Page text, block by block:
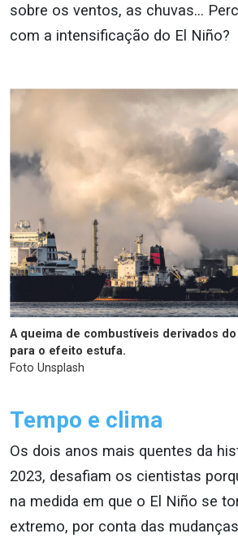
sobre os ventos, as chuvas…
com a intensificação do El Niño?
A queima de combustíveis derivados
para o efeito estufa.
Foto Unsplash
Tempo e clima
Os dois anos mais quentes da
2023, desafiam os cientistas
na medida em que o El Niño se
extremo, por conta das